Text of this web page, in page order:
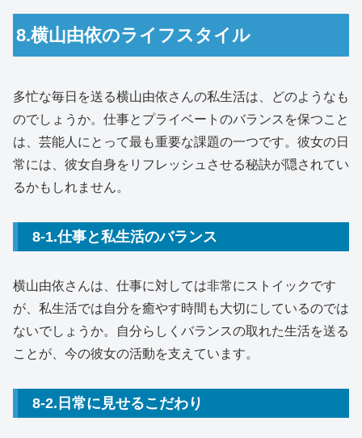
8.横山由依のライフスタイル
多忙な毎日を送る横山由依さんの私生活は、どのようなも
のでしょうか。仕事とプライベートのバランスを保つこと
は、芸能人にとって最も重要な課題の一つです。彼女の日
常には、彼女自身をリフレッシュさせる秘訣が隠されてい
るかもしれません。
8-1.仕事と私生活のバランス
横山由依さんは、仕事に対しては非常にストイックです
が、私生活では自分を癒やす時間も大切にしているのでは
ないでしょうか。自分らしくバランスの取れた生活を送る
ことが、今の彼女の活動を支えています。
8-2.日常に見せるこだわり